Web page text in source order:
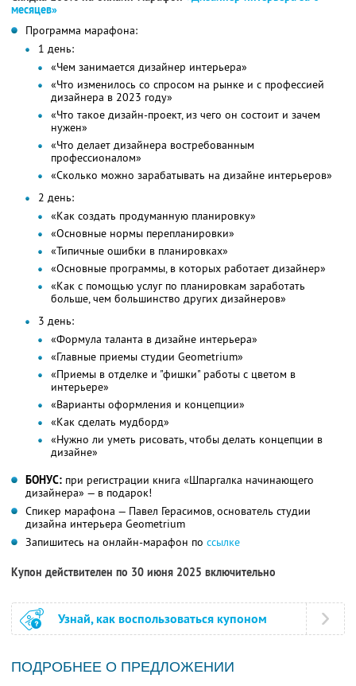
месяцев»
Программа марафона:
1 день:
«Чем занимается дизайнер интерьера»
«Что изменилось со спросом на рынке и с профессией
дизайнера в 2023 году»
«Что такое дизайн-проект, из чего он состоит и зачем
нужен»
«Что делает дизайнера востребованным
профессионалом»
«Сколько можно зарабатывать на дизайне интерьеров»
2 день:
«Как создать продуманную планировку»
«Основные нормы перепланировки»
«Типичные ошибки в планировках»
«Основные программы, в которых работает дизайнер»
«Как с помощью услуг по планировкам заработать
больше, чем большинство других дизайнеров»
3 день:
«Формула таланта в дизайне интерьера»
«Главные приемы студии Geometrium»
«Приемы в отделке и "фишки" работы с цветом в
интерьере»
«Варианты оформления и концепции»
«Как сделать мудборд»
«Нужно ли уметь рисовать, чтобы делать концепции в
дизайне»
БОНУС: при регистрации книга «Шпаргалка начинающего
дизайнера» — в подарок!
Спикер марафона — Павел Герасимов, основатель студии
дизайна интерьера Geometrium
Запишитесь на онлайн-марафон по ссылке
Купон действителен по 30 июня 2025 включительно
Узнай, как воспользоваться купоном
ПОДРОБНЕЕ О ПРЕДЛОЖЕНИИ